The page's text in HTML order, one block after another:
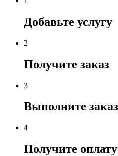
Добавьте услугу
2
Получите заказ
3
Выполните заказ
4
Получите оплату